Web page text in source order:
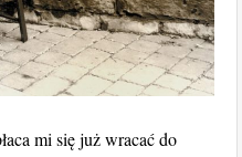
mi się już wracać do